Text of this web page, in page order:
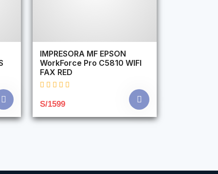
IMPRESORA MF EPSON
WorkForce Pro C5810 WIFI
FAX RED
S/1599